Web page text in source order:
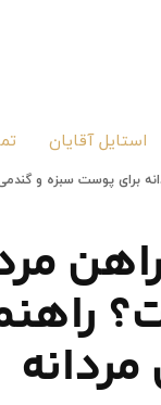
استایل آقایان
برای پوست سبزه و